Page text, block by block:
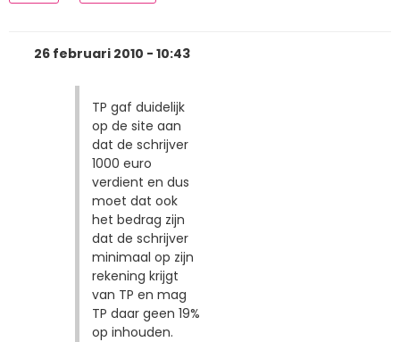
26 februari 2010 - 10:43
TP gaf duidelijk
op de site aan
dat de schrijver
1000 euro
verdient en dus
moet dat ook
het bedrag zijn
dat de schrijver
minimaal op zijn
rekening krijgt
van TP en mag
TP daar geen 19%
op inhouden.